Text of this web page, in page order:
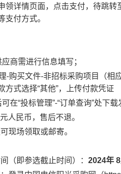
领详情页面，点击支付，待跳
支付方式。
商需进行信息填写；
-购买文件-非招标采购项目（相
式选择“其他”，上传付款凭证
可在“投标管理”-“订单查询”处下载
元人民币，售后不退。
现场领取或邮寄。
（即参选截止时间）： 2024年 8